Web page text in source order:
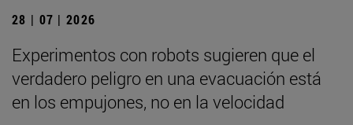
28 | 07 | 2026
Experimentos con robots sugieren que el
verdadero peligro en una evacuación está
en los empujones, no en la velocidad